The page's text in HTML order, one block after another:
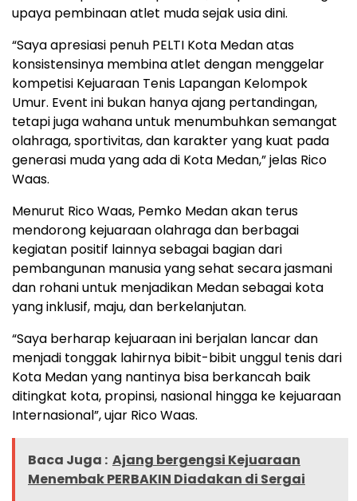
upaya pembinaan atlet muda sejak usia dini.
“Saya apresiasi penuh PELTI Kota Medan atas
konsistensinya membina atlet dengan menggelar
kompetisi Kejuaraan Tenis Lapangan Kelompok
Umur. Event ini bukan hanya ajang pertandingan,
tetapi juga wahana untuk menumbuhkan semangat
olahraga, sportivitas, dan karakter yang kuat pada
generasi muda yang ada di Kota Medan,” jelas Rico
Waas.
Menurut Rico Waas, Pemko Medan akan terus
mendorong kejuaraan olahraga dan berbagai
kegiatan positif lainnya sebagai bagian dari
pembangunan manusia yang sehat secara jasmani
dan rohani untuk menjadikan Medan sebagai kota
yang inklusif, maju, dan berkelanjutan.
“Saya berharap kejuaraan ini berjalan lancar dan
menjadi tonggak lahirnya bibit-bibit unggul tenis dari
Kota Medan yang nantinya bisa berkancah baik
ditingkat kota, propinsi, nasional hingga ke kejuaraan
Internasional”, ujar Rico Waas.
Baca Juga : ‎Ajang bergengsi Kejuaraan
Menembak PERBAKIN Diadakan di Sergai